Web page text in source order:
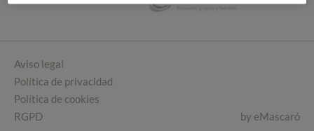
Aviso legal
Política de privacidad
Política de cookies
RGPD
by eMascaró